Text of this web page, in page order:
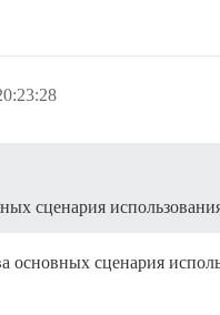
сценария
основных сценария